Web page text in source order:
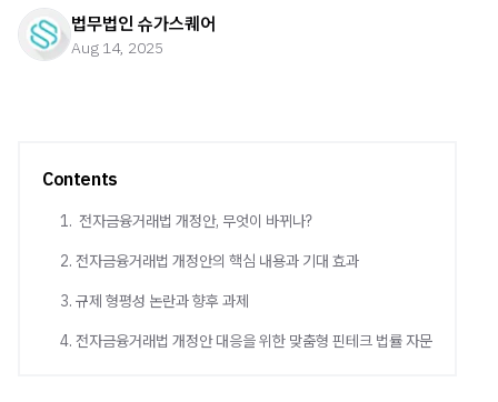
법무법인 슈가스퀘어
Aug 14, 2025
Contents
1. 전자금융거래법 개정안, 무엇이 바뀌나?
2. 전자금융거래법 개정안의 핵심 내용과 기대 효과
3. 규제 형평성 논란과 향후 과제
4. 전자금융거래법 개정안 대응을 위한 맞춤형 핀테크 법률 자문